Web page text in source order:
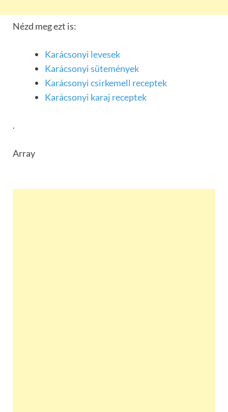
Nézd meg ezt is:
Karácsonyi levesek
Karácsonyi sütemények
Karácsonyi csirkemell receptek
Karácsonyi karaj receptek
.
Array